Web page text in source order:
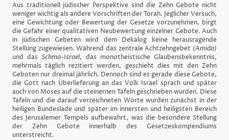
Aus traditionell jüdischer Perspektive sind die Zehn Gebote nicht
weniger wichtig als andere Vorschriften der Torah. Jeglicher Versuch,
eine Gewichtung oder Bewertung der Gesetze vorzunehmen, birgt
die Gefahr einer qualitativen Neubewertung einzelner Gebote. Auch
in jüdischen Gebeten wird dem Dekalog keine herausragende
Stellung zugewiesen. Während das zentrale Achtzehngebet (Amida)
und dasSchma-Israel, das monotheistische Glaubensbekenntnis,
mehrmals täglich rezitiert werden, geschieht dies mit den Zehn
Geboten nur dreimal jährlich. Dennoch sind es gerade diese Gebote,
die Gott nach Überlieferung an das Volk Israel sprach und später
auch von Moses auf die steinernen Tafeln geschrieben wurden. Diese
Tafeln und die darauf verzeichneten Worte wurden zunächst in der
heiligen Bundeslade und später im innersten und heiligsten Bereich
des Jerusalemer Tempels aufbewahrt, was die besondere Stellung
der Zehn Gebote innerhalb des Gesetzeskompendiums
unterstreicht.